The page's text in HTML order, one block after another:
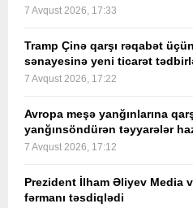
7 Avqust 2026, 17:33
Tramp Çinə qarşı rəqabət
sənayesinə yeni ticarət
7 Avqust 2026, 17:22
Avropa meşə yanğınlarına
yanğınsöndürən təyyarələr
7 Avqust 2026, 17:12
Prezident İlham Əliyev Media
fərmanı təsdiqlədi